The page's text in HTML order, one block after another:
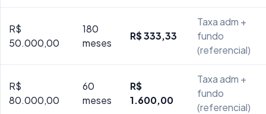
R$
50.000,00
180
meses
R$ 333,33
Taxa adm +
fundo
(referencial)
R$
80.000,00
60
meses
R$
1.600,00
Taxa adm +
fundo
(referencial)